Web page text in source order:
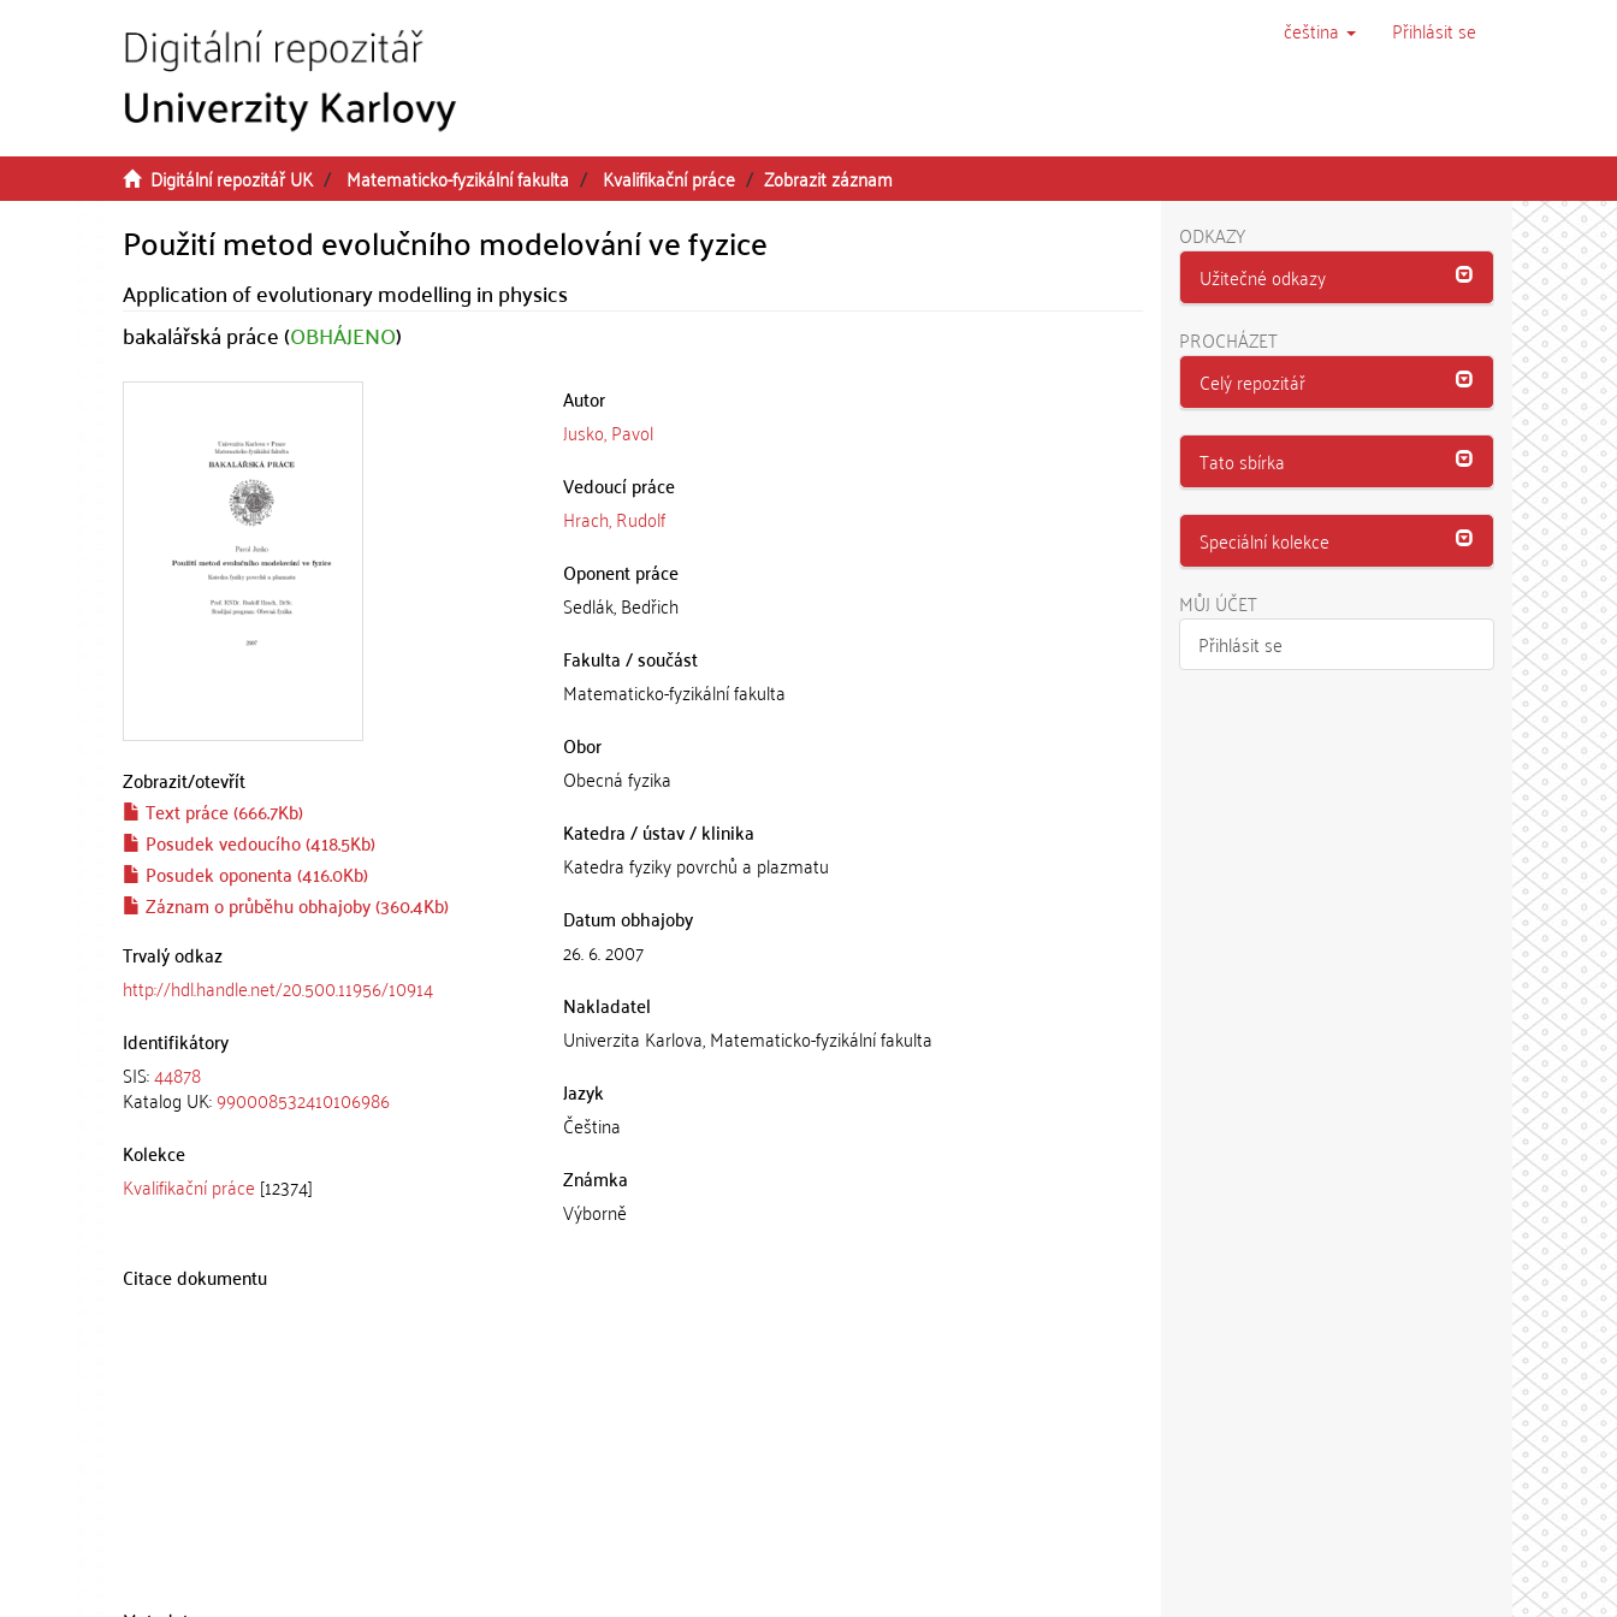
čeština Přihlásit se
Digitální repozitář UK Matematicko-fyzikální fakulta Kvalifikační práce Zobrazit záznam
Použití metod evolučního modelování ve fyzice
Application of evolutionary modelling in physics
bakalářská práce (OBHÁJENO)
Zobrazit/otevřít
Text práce (666.7Kb)
Posudek vedoucího (418.5Kb)
Posudek oponenta (416.0Kb)
Záznam o průběhu obhajoby (360.4Kb)
Trvalý odkaz
http://hdl.handle.net/20.500.11956/10914
Identifikátory
SIS:44878
Katalog UK:990008532410106986
Kolekce
Kvalifikační práce [12374]
Autor
Jusko, Pavol
Vedoucí práce
Hrach, Rudolf
Oponent práce
Sedlák, Bedřich
Fakulta / součást
Matematicko-fyzikální fakulta
Obor
Obecná fyzika
Katedra / ústav / klinika
Katedra fyziky povrchů a plazmatu
Datum obhajoby
26. 6. 2007
Nakladatel
Univerzita Karlova, Matematicko-fyzikální fakulta
Jazyk
Čeština
Známka
Výborně
Citace dokumentu
ODKAZY
Užitečné odkazy
PROCHÁZET
Celý repozitář
Tato sbírka
Speciální kolekce
MŮJ ÚČET
Přihlásit se